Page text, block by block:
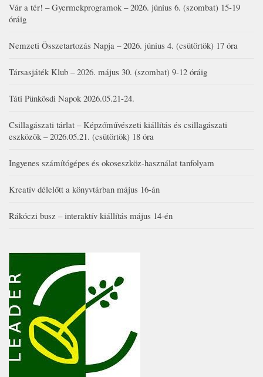
Vár a tér! – Gyermekprogramok – 2026. június 6. (szombat) 15-19
óráig
Nemzeti Összetartozás Napja – 2026. június 4. (csütörtök) 17 óra
Társasjáték Klub – 2026. május 30. (szombat) 9-12 óráig
Táti Pünkösdi Napok 2026.05.21-24.
Csillagászati tárlat – Képzőművészeti kiállítás és csillagászati
eszközök – 2026.05.21. (csütörtök) 18 óra
Ingyenes számítógépes és okoseszköz-használat tanfolyam
Kreatív délelőtt a könyvtárban május 16-án
Rákóczi busz – interaktív kiállítás május 14-én